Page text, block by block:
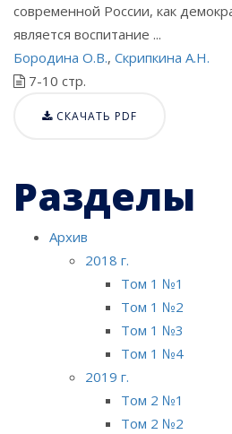
современной России, как
является воспитание ...
Бородина О.В., Скрипкина А.Н.
7-10 стр.
СКАЧАТЬ PDF
Разделы
Архив
2018 г.
Том 1 №1
Том 1 №2
Том 1 №3
Том 1 №4
2019 г.
Том 2 №1
Том 2 №2